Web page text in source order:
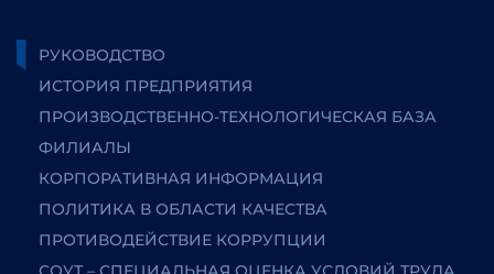
РУКОВОДСТВО
ИСТОРИЯ ПРЕДПРИЯТИЯ
ПРОИЗВОДСТВЕННО-ТЕХНОЛОГИЧЕСКАЯ БАЗА
ФИЛИАЛЫ
КОРПОРАТИВНАЯ ИНФОРМАЦИЯ
ПОЛИТИКА В ОБЛАСТИ КАЧЕСТВА
ПРОТИВОДЕЙСТВИЕ КОРРУПЦИИ